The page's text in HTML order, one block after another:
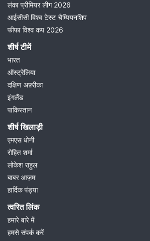
लंका प्रीमियर लीग 2026
आईसीसी विश्व टेस्ट चैम्पियनशिप
फीफा विश्व कप 2026
शीर्ष टीमें
भारत
ऑस्ट्रेलिया
दक्षिण अफ़्रीका
इंगलैंड
पाकिस्तान
शीर्ष खिलाड़ी
एमएस धोनी
रोहित शर्मा
लोकेश राहुल
बाबर आज़म
हार्दिक पंड्या
त्वरित लिंक
हमारे बारे में
हमसे संपर्क करें